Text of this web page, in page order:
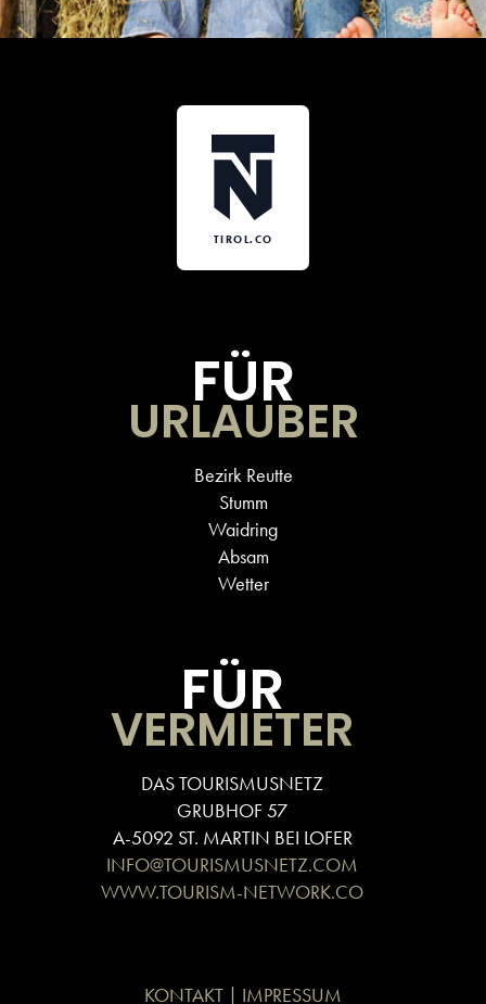
TIROL.CO
FÜR
URLAUBER
Bezirk Reutte
Stumm
Waidring
Absam
Wetter
FÜR
VERMIETER
DAS TOURISMUSNETZ
GRUBHOF 57
A-5092 ST. MARTIN BEI LOFER
INFO@TOURISMUSNETZ.COM
WWW.TOURISM-NETWORK.CO
KONTAKT | IMPRESSUM